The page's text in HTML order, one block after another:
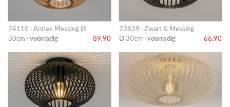
74110 · Antiek Messing Ø
30cm · voorradig 89,90
73839 · Zwart & Messing
Ø 30cm · voorradig 66,90